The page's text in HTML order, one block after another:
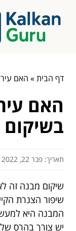
דף הבית» האם
האם
תאריך: פבר 22, 2022
שיקום מבנה זה
שיפור הצנרת
המבנה היא
יש צורך בהרס